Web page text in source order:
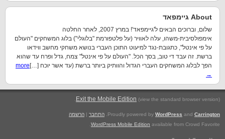
About גיימפאד
שלום, וברוכים הבאים ל'גיימפאד'! במרץ 2007, לאחר החלטה
אימפולסיבית-משהו, עלה לאוויר (על פלטפורמת "בלוגלי") בלוג המשחקים "העולם
על פי אינטל", כתגובת-נגד למיעוט התוכן העברי בנושא משחקי מחשב ווידאו
ברשת. זה עבד די טוב, בסך הכל. "העולם על פי אינטל" צמח, גדל ופרח עד שהוא
הפך לבלוג המשחקים העברי הגדול והוותיק ביותר ברשת (עד אשר יוכח […] more
→
Exit the Mobile Edition (view the standard browser version)
.
Proudly powered by WordPress and Carrington התחבר | הרשמה
WordPress Mobile Edition available from Crowd Favorite.